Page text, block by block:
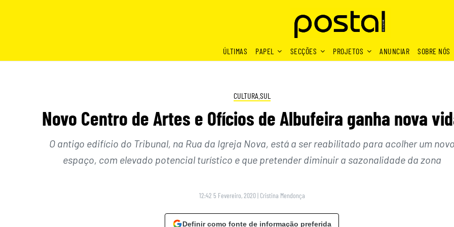
ÚLTIMAS
PAPEL SECÇÕES PROJETOS ANUNCIAR SOBRE NÓS
CULTURA.SUL
Novo Centro de Artes e Ofícios de Albufeira ganha nova
O antigo edifício do Tribunal, na Rua da Igreja Nova, está a ser reabilitado para acolher um
espaço, com elevado potencial turístico e que pretender diminuir a sazonalidade da zona
12:42 5 Fevereiro, 2020 | Cristina Mendonça
Definir como fonte de informação preferida